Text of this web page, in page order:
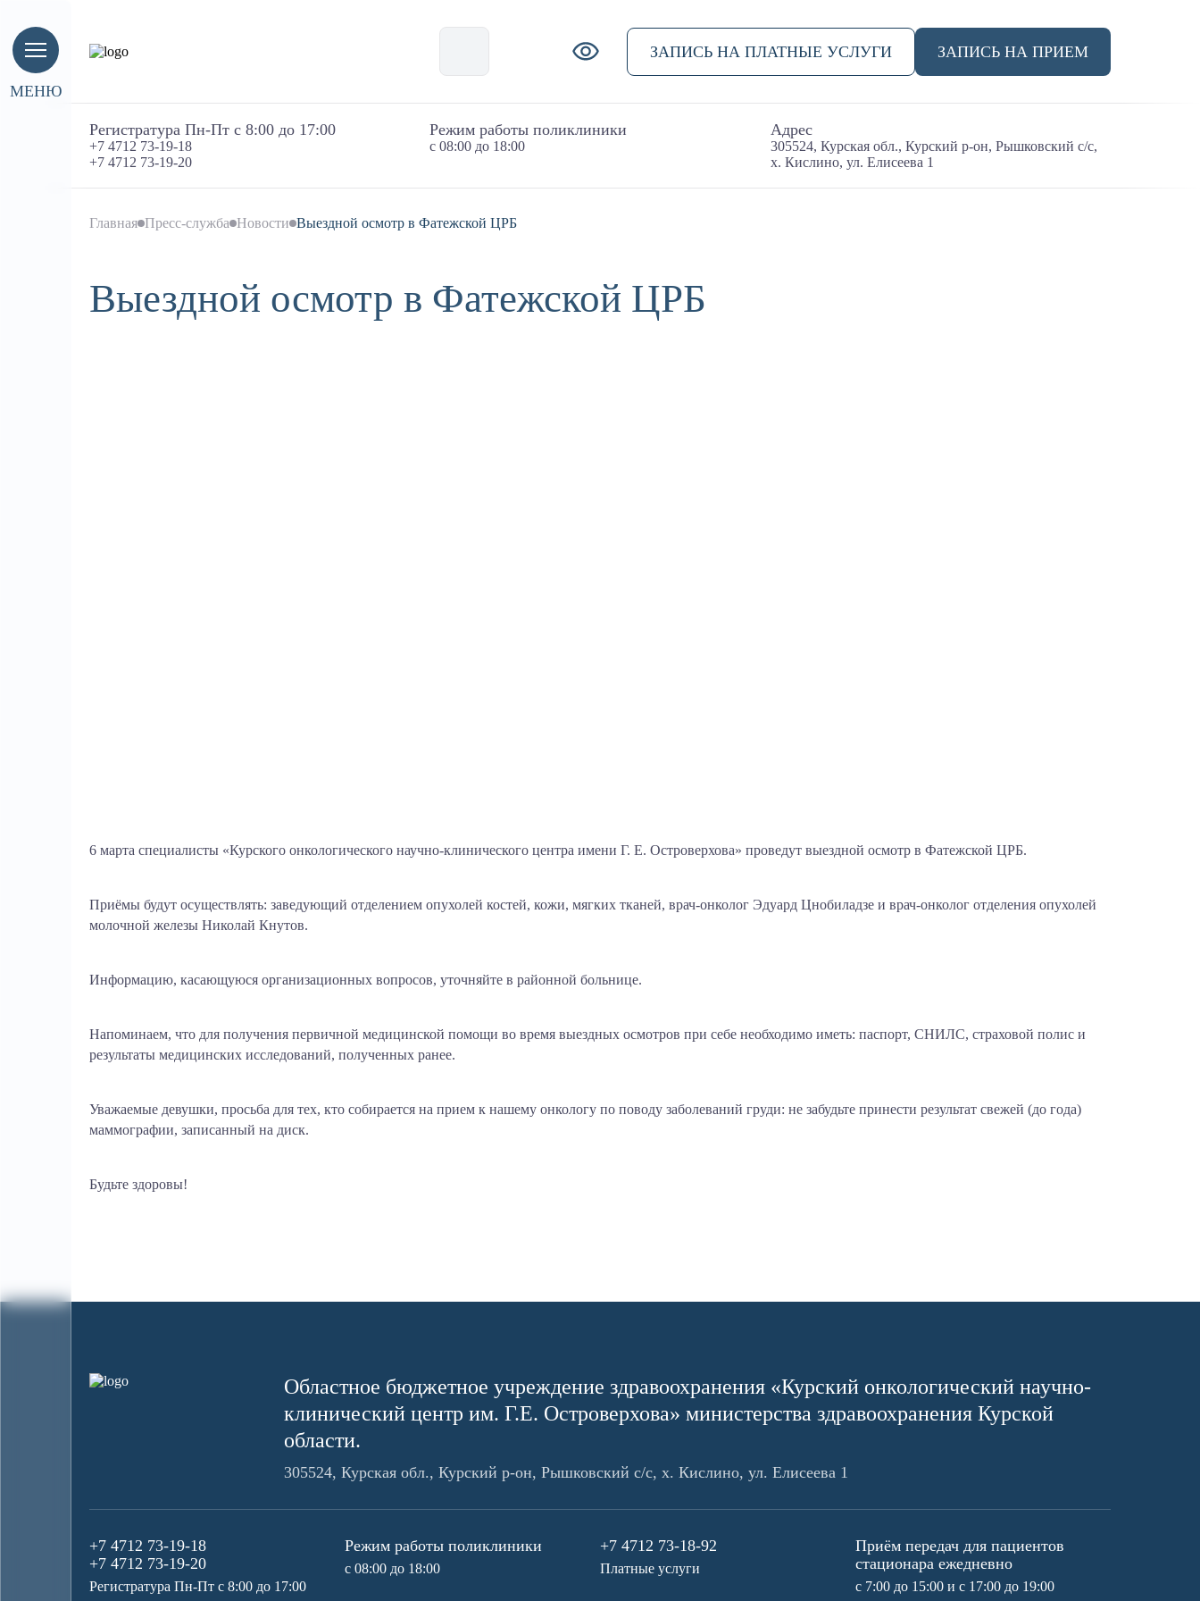
МЕНЮ
ЗАПИСЬ НА ПЛАТНЫЕ УСЛУГИ ЗАПИСЬ НА ПРИЕМ
Регистратура Пн-Пт с 8:00 до 17:00
+7 4712 73-19-18
+7 4712 73-19-20
Режим работы поликлиники
с 08:00 до 18:00
Адрес
305524, Курская обл., Курский р-он, Рышковский с/с,
х. Кислино, ул. Елисеева 1
Главная Пресс-служба Новости Выездной осмотр в Фатежской ЦРБ
Выездной осмотр в Фатежской ЦРБ
6 марта специалисты «Курского онкологического научно-клинического центра имени Г. Е. Островерхова» проведут выездной осмотр в Фатежской ЦРБ.
Приёмы будут осуществлять: заведующий отделением опухолей костей, кожи, мягких тканей, врач-онколог Эдуард Цнобиладзе и врач-онколог отделения опухолей
молочной железы Николай Кнутов.
Информацию, касающуюся организационных вопросов, уточняйте в районной больнице.
Напоминаем, что для получения первичной медицинской помощи во время выездных осмотров при себе необходимо иметь: паспорт, СНИЛС, страховой полис и
результаты медицинских исследований, полученных ранее.
Уважаемые девушки, просьба для тех, кто собирается на прием к нашему онкологу по поводу заболеваний груди: не забудьте принести результат свежей (до года)
маммографии, записанный на диск.️
Будьте здоровы!
Областное бюджетное учреждение здравоохранения «Курский онкологический научно-
клинический центр им. Г.Е. Островерхова» министерства здравоохранения Курской
области.
305524, Курская обл., Курский р-он, Рышковский с/с, х. Кислино, ул. Елисеева 1
+7 4712 73-19-18
+7 4712 73-19-20
Регистратура Пн-Пт с 8:00 до 17:00
Режим работы поликлиники
с 08:00 до 18:00
+7 4712 73-18-92
Платные услуги
Приём передач для пациентов
стационара ежедневно
с 7:00 до 15:00 и с 17:00 до 19:00